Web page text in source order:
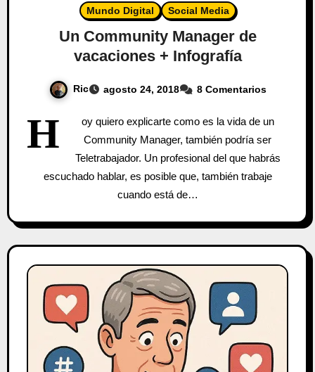
Mundo Digital Social Media
Un Community Manager de
vacaciones + Infografía
Ric agosto 24, 2018 8 Comentarios
H
oy quiero explicarte como es la vida de un
Community Manager, también podría ser
Teletrabajador. Un profesional del que habrás
escuchado hablar, es posible que, también trabaje
cuando está de…